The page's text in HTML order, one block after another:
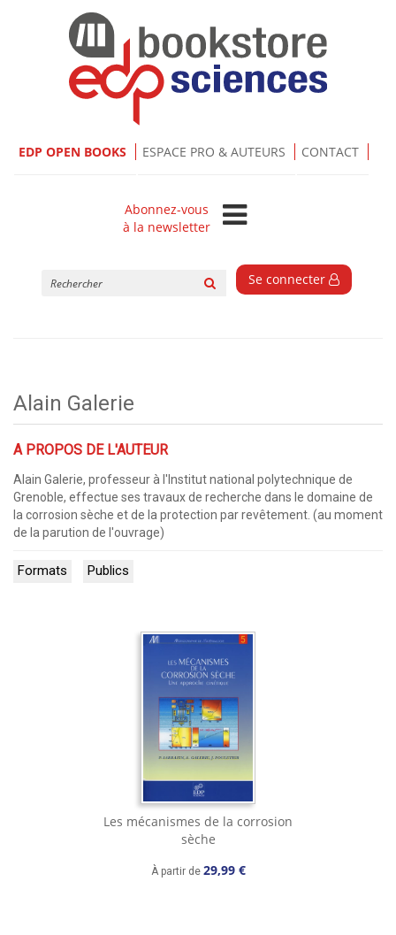
EDP OPEN BOOKS ESPACE PRO & AUTEURS CONTACT
Abonnez-vous
à la newsletter
Se connecter
Alain Galerie
A PROPOS DE L'AUTEUR
Alain Galerie, professeur à l'Institut national polytechnique de
Grenoble, effectue ses travaux de recherche dans le domaine de
la corrosion sèche et de la protection par revêtement. (au moment
de la parution de l'ouvrage)
Formats Publics
Les mécanismes de la corrosion
sèche
À partir de 29,99 €